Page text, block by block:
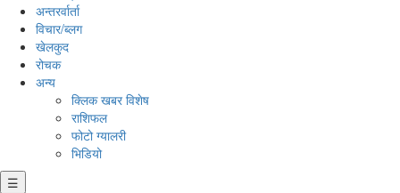
अन्तरर्वार्ता
विचार/ब्लग
खेलकुद
रोचक
अन्य
क्लिक खबर विशेष
राशिफल
फोटो ग्यालरी
भिडियो
☰